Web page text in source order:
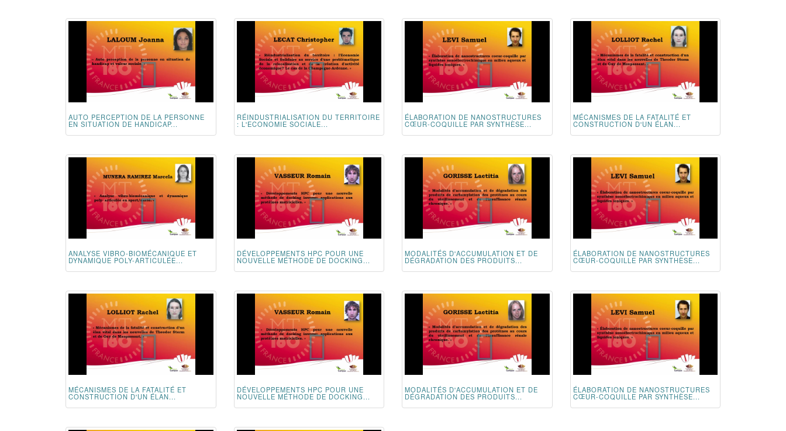
AUTO PERCEPTION DE LA PERSONNE
EN SITUATION DE HANDICAP...
RÉINDUSTRIALISATION DU TERRITOIRE
: L'ECONOMIE SOCIALE...
ÉLABORATION DE NANOSTRUCTURES
CŒUR-COQUILLE PAR SYNTHÈSE...
MÉCANISMES DE LA FATALITÉ ET
CONSTRUCTION D'UN ÉLAN...
ANALYSE VIBRO-BIOMÉCANIQUE ET
DYNAMIQUE POLY-ARTICULÉE...
DÉVELOPPEMENTS HPC POUR UNE
NOUVELLE MÉTHODE DE DOCKING...
MODALITÉS D'ACCUMULATION ET DE
DÉGRADATION DES PRODUITS...
ÉLABORATION DE NANOSTRUCTURES
CŒUR-COQUILLE PAR SYNTHÈSE...
MÉCANISMES DE LA FATALITÉ ET
CONSTRUCTION D'UN ÉLAN...
DÉVELOPPEMENTS HPC POUR UNE
NOUVELLE MÉTHODE DE DOCKING...
MODALITÉS D'ACCUMULATION ET DE
DÉGRADATION DES PRODUITS...
ÉLABORATION DE NANOSTRUCTURES
CŒUR-COQUILLE PAR SYNTHÈSE...